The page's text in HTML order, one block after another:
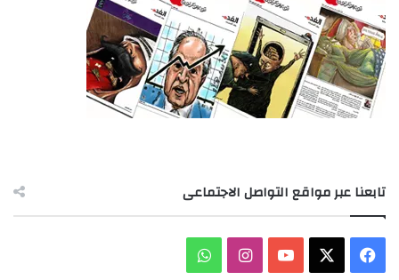
تابعنا عبر مواقع التواصل الاجتماعى
فيسبوك ‫YouTubeانستقرامواتساب